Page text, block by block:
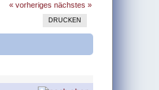
« vorheriges nächstes »
DRUCKEN